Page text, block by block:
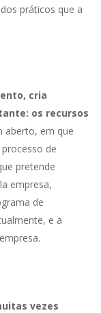
práticos que a
cria
os recursos
aberto, em que
de
pretende
empresa,
de
e a
vezes